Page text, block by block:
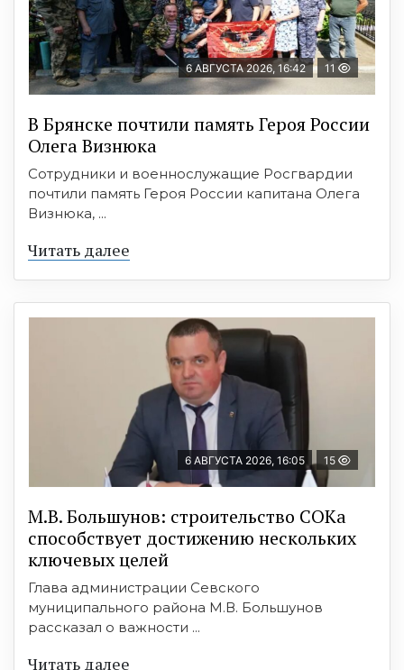
6 АВГУСТА 2026, 16:42 11
В Брянске почтили память Героя России
Олега Визнюка
Сотрудники и военнослужащие Росгвардии
почтили память Героя России капитана Олега
Визнюка, ...
Читать далее
6 АВГУСТА 2026, 16:05 15
М.В. Большунов: строительство СОКа
способствует достижению нескольких
ключевых целей
Глава администрации Севского
муниципального района М.В. Большунов
рассказал о важности ...
Читать далее